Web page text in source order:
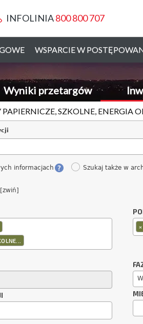
INFOLINIA800 800 707
WSPARCIE W
Wyniki przetargów
PAPIERNICZE, SZKOLNE,
informacjach Szukaj także w
×